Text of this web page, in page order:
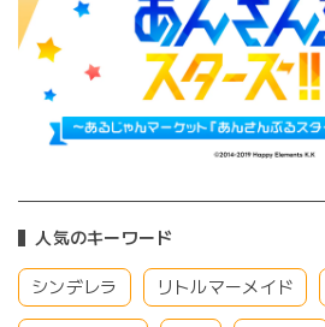
人気のキーワード
シンデレラ リトルマーメイド